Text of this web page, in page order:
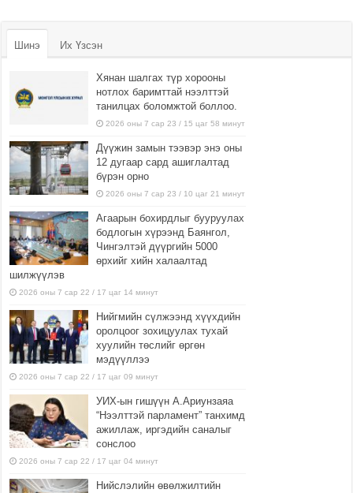
Шинэ Их Үзсэн
Хянан шалгах түр хорооны
нотлох баримттай нээлттэй
танилцах боломжтой боллоо.
2026 оны 7 сар 23 / 15 цаг 58 минут
Дүүжин замын тээвэр энэ оны
12 дугаар сард ашиглалтад
бүрэн орно
2026 оны 7 сар 23 / 10 цаг 21 минут
Агаарын бохирдлыг бууруулах
бодлогын хүрээнд Баянгол,
Чингэлтэй дүүргийн 5000
өрхийг хийн халаалтад
шилжүүлэв
2026 оны 7 сар 22 / 17 цаг 14 минут
Нийгмийн сүлжээнд хүүхдийн
оролцоог зохицуулах тухай
хуулийн төслийг өргөн
мэдүүллээ
2026 оны 7 сар 22 / 17 цаг 09 минут
УИХ-ын гишүүн А.Ариунзаяа
“Нээлттэй парламент” танхимд
ажиллаж, иргэдийн саналыг
сонслоо
2026 оны 7 сар 22 / 17 цаг 04 минут
Нийслэлийн өвөлжилтийн